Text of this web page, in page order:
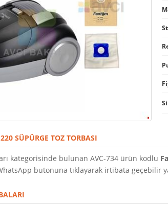
SÜPÜRGE TOZ TORBASI
kategorisinde bulunan AVC-734 ürün kodlu
butonuna tıklayarak irtibata